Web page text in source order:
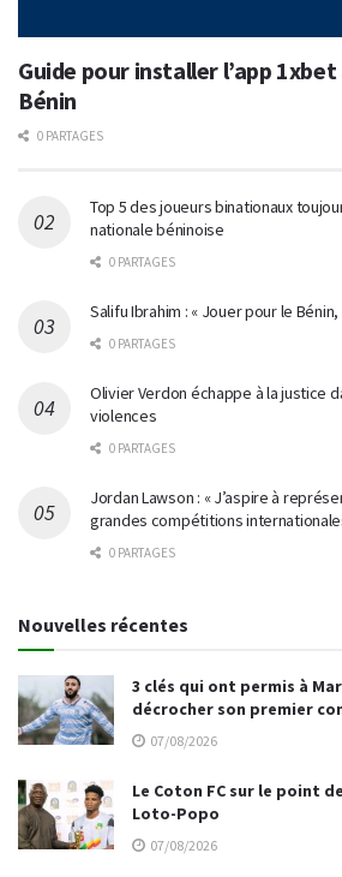
Guide pour installer l’app 1xbet
Bénin
0 PARTAGES
Top 5 des joueurs binationaux
nationale béninoise
0 PARTAGES
Salifu Ibrahim : « Jouer pour le
0 PARTAGES
Olivier Verdon échappe à la justice
violences
0 PARTAGES
Jordan Lawson : « J’aspire à
grandes compétitions
0 PARTAGES
Nouvelles récentes
3 clés qui ont permis à
décrocher son premier
07/08/2026
Le Coton FC sur le point
Loto-Popo
07/08/2026